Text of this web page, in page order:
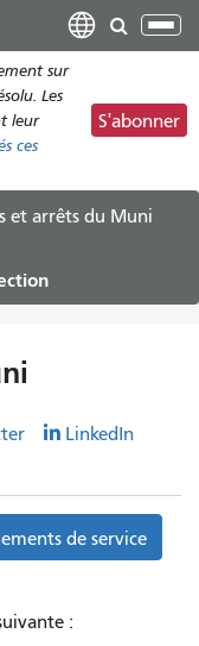
sur
Les
leur
ces
S'abonner
et arrêts du Muni
LinkedIn
de service
: